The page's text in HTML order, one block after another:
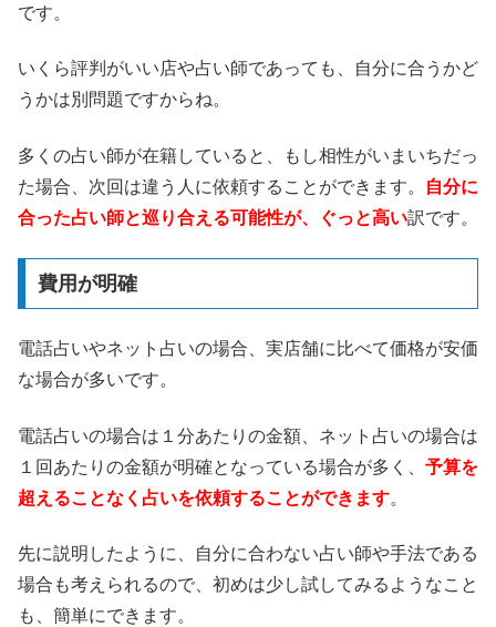
です。
いくら評判がいい店や占い師であっても、自分に合うかど
うかは別問題ですからね。
多くの占い師が在籍していると、もし相性がいまいちだっ
た場合、次回は違う人に依頼することができます。
自分に
合った占い師と巡り合える可能性が、ぐっと高い訳です。
費用が明確
電話占いやネット占いの場合、実店舗に比べて価格が安価
な場合が多いです。
電話占いの場合は１分あたりの金額、ネット占いの場合は
１回あたりの金額が明確となっている場合が多く、 予算を
超えることなく占いを依頼することができます。
先に説明したように、自分に合わない占い師や手法である
場合も考えられるので、初めは少し試してみるようなこと
も、簡単にできます。